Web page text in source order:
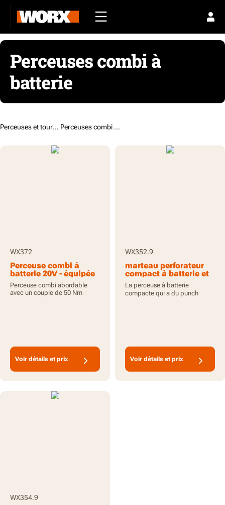
Perceuses combi à
batterie
Perceuses et tournevis / Perceuses combi à batterie
WX372
Perceuse combi à
batterie 20V - équipée
de PowerShare
Perceuse combi abordable
avec un couple de 50 Nm
Voir détails et prix
WX352.9
marteau perforateur
compact à batterie et
Brushless 20V 60Nm -
Outil seul
La perceuse à batterie
compacte qui a du punch
Voir détails et prix
WX354.9